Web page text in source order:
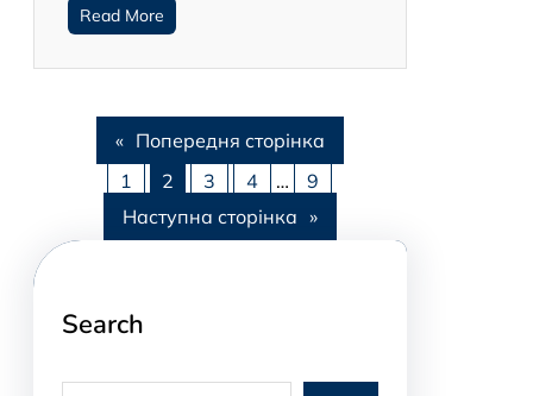
Read More
« Попередня сторінка
1
2 3 4 …
9
Наступна сторінка »
Search